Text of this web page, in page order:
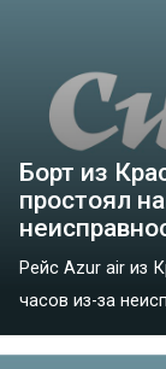
Борт из
простоял
Рейс Azur air из
часов из-за